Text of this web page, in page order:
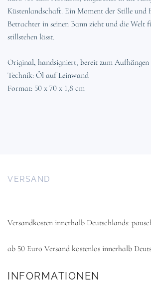
Küstenlandschaft. Ein Moment der Stille und
Betrachter in seinen Bann zieht und die Welt
stillstehen lässt.
Original, handsigniert, bereit zum Aufhängen
Technik: Öl auf Leinwand
Format: 50 x 70 x 1,8 cm
VERSAND
Versandkosten innerhalb Deutschlands:
ab 50 Euro Versand kostenlos innerhalb
INFORMATIONEN